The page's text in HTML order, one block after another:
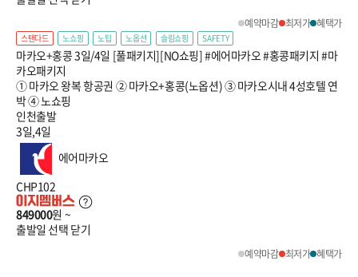
예약마감 최저가 혜택가
스탠다드 노쇼핑 노팁 노옵션 슬림쇼핑 SAFETY
마카오+홍콩 3일/4일 [풀패키지][NO쇼핑] #에어마카오 #홍콩패키지 #마
카오패키지
① 마카오 왕복 항공권 ② 마카오+홍콩(노옵션) ③ 마카오시내 4성호텔 연
박 ④ 노쇼핑
인천출발
3일,4일
에어마카오
CHP102
849000원 ~
출발일 선택 닫기
예약마감 최저가 혜택가